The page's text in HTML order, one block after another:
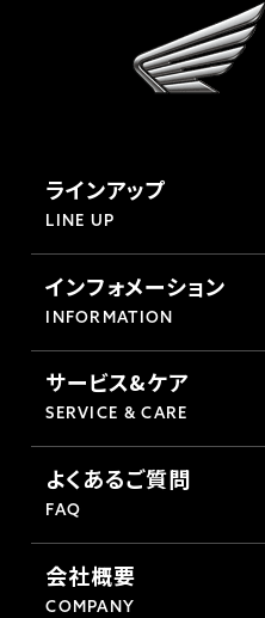
ラインアップ
LINE UP
インフォメーション
INFORMATION
サービス&ケア
SERVICE & CARE
よくあるご質問
FAQ
会社概要
COMPANY
ホンダドリーム